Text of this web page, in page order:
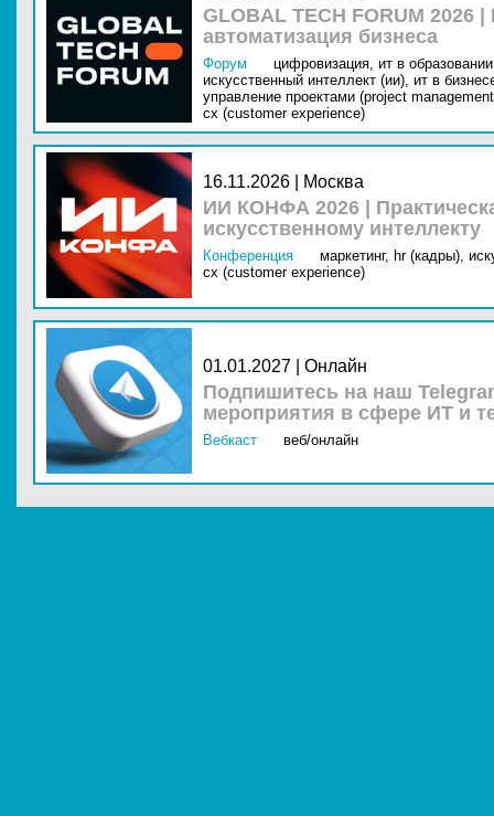
GLOBAL TECH FORUM
автоматизация бизнеса
Форум цифровизация, ит в
искусственный интеллект (ии), ит в
управление проектами (project
cx (customer experience)
16.11.2026 | Москва
ИИ КОНФА 2026 |
искусственному интеллекту
Конференция маркетинг, hr (кадры),
cx (customer experience)
01.01.2027 | Онлайн
Подпишитесь на наш
мероприятия в сфере ИТ и
Вебкаст веб/онлайн